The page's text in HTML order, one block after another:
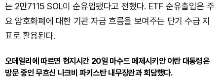
는 2만7115 SOL이 순유입됐다고 전했다. ETF 순유출입은 주
요 암호화폐에 대한 기관 자금 흐름을 보여주는 단기 수급 지
표로 활용된다.
오데일리에 따르면 현지시간 20일 마수드 페제시키안 이란 대통령은
방문 중인 무흐신 나크비 파키스탄 내무장관과 회담했다.